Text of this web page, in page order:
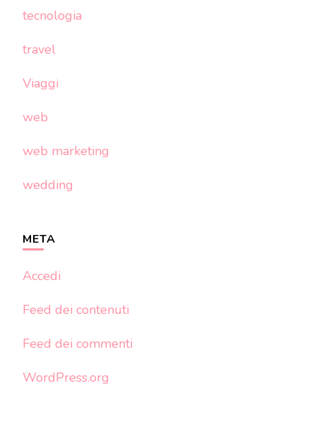
tecnologia
travel
Viaggi
web
web marketing
wedding
META
Accedi
Feed dei contenuti
Feed dei commenti
WordPress.org